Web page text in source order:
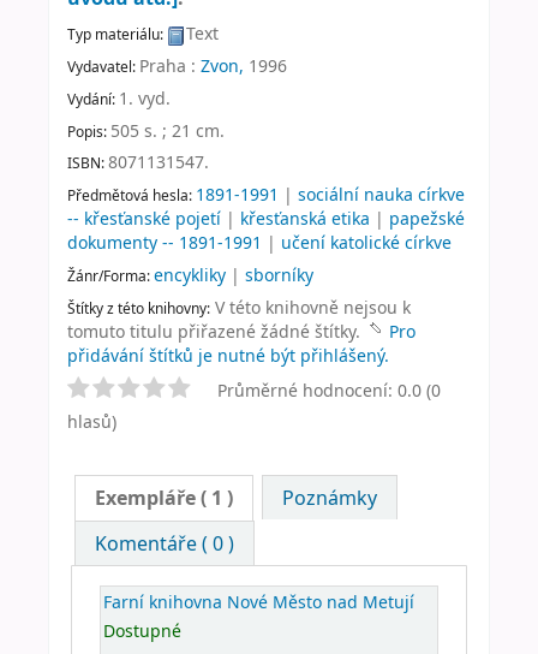
Typ materiálu: Text
Vydavatel: Praha : Zvon, 1996
Vydání: 1. vyd.
Popis: 505 s. ; 21 cm.
ISBN:8071131547.
Předmětová hesla: 1891-1991 | sociální nauka církve
-- křesťanské pojetí | křesťanská etika | papežské
dokumenty -- 1891-1991 | učení katolické církve
Žánr/Forma:encykliky | sborníky
Štítky z této knihovny: V této knihovně nejsou k
tomuto titulu přiřazené žádné štítky.
Pro
přidávání štítků je nutné být přihlášený.
Průměrné hodnocení: 0.0 (0
hlasů)
Exempláře( 1 )
Poznámky
Komentáře ( 0 )
Farní knihovna Nové Město nad Metují
Dostupné